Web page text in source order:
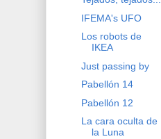
IFEMA's UFO
Los robots de
IKEA
Just passing by
Pabellón 14
Pabellón 12
La cara oculta de
la Luna